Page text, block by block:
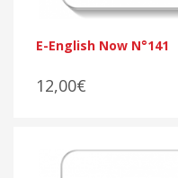
E-English Now N°141
12,00€